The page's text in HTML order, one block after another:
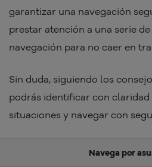
garantizar una navegación
prestar atención a una serie
navegación para no caer en
Sin duda, siguiendo los
podrás identificar con claridad
situaciones y navegar con
Navega por